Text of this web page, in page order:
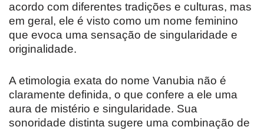
acordo com diferentes tradições e culturas, mas
em geral, ele é visto como um nome feminino
que evoca uma sensação de singularidade e
originalidade.
A etimologia exata do nome Vanubia não é
claramente definida, o que confere a ele uma
aura de mistério e singularidade. Sua
sonoridade distinta sugere uma combinação de